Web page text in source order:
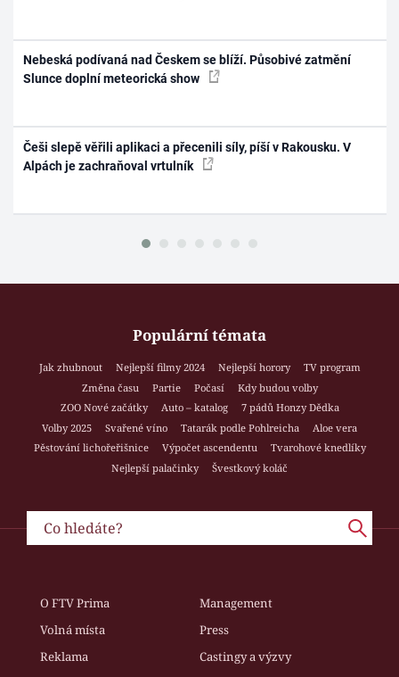
Nebeská podívaná nad Českem se blíží. Působivé zatmění
Slunce doplní meteorická show
Češi slepě věřili aplikaci a přecenili síly, píší v Rakousku. V
Alpách je zachraňoval vrtulník
Populární témata
Jak zhubnout Nejlepší filmy 2024 Nejlepší horory
TV program
Změna času
Partie Počasí
Kdy budou volby
ZOO Nové začátky
Auto – katalog
7 pádů Honzy Dědka
Volby 2025
Svařené víno Tatarák podle Pohlreicha
Aloe vera
Pěstování lichořeřišnice
Výpočet ascendentu
Tvarohové knedlíky
Nejlepší palačinky
Švestkový koláč
O FTV Prima
Management
Volná místa
Press
Reklama
Castingy a výzvy